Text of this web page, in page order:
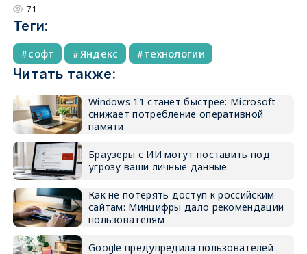
71
Теги:
софт Яндекс технологии
Читать также:
Windows 11 станет быстрее: Microsoft
снижает потребление оперативной
памяти
Браузеры с ИИ могут поставить под
угрозу ваши личные данные
Как не потерять доступ к российским
сайтам: Минцифры дало рекомендации
пользователям
Google предупредила пользователей